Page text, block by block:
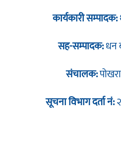
कार्यकारी सम्पादक:
सह-सम्पादक:धन
संचालक:
सूचना विभाग दर्ता नं: